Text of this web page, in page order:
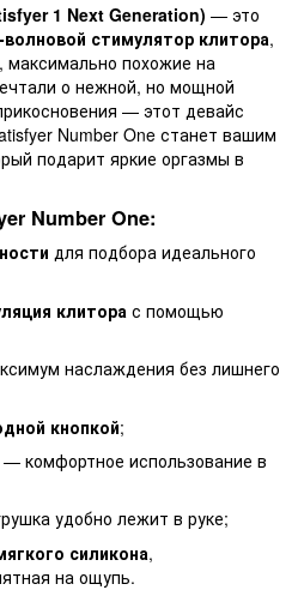
1 Next Generation) — это
волновой стимулятор клитора,
похожие на
о нежной, но мощной
— этот девайс
Number One станет вашим
подарит яркие оргазмы в
Number One:
для подбора идеального
клитора с помощью
наслаждения без лишнего
кнопкой;
— комфортное использование в
удобно лежит в руке;
силикона,
на ощупь.